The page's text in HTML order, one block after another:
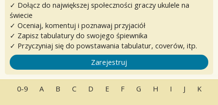
✓ Dołącz do największej społeczności graczy ukulele na
świecie
✓ Oceniaj, komentuj i poznawaj przyjaciół
✓ Zapisz tabulatury do swojego śpiewnika
✓ Przyczyniaj się do powstawania tabulatur, coverów, itp.
Zarejestruj
0-9 A B C D E F G H I J
K